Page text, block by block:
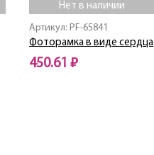
Нет в наличии
Артикул: PF-65841
Фоторамка в виде сердца
450.61 ₽